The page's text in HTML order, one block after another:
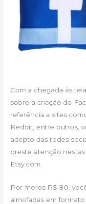
Com a chegada às
sobre a criação do
referência a sites
Reddit, entre outros,
adepto das redes
preste atenção
Etsy.com.
Por meros R$ 80,
almofadas em